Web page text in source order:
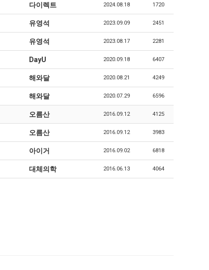
다이렉트 2024.08.18 1720
유영석 2023.09.09 2451
유영석 2023.08.17 2281
DayU 2020.09.18 6407
해와달 2020.08.21 4249
해와달 2020.07.29 6596
오름산 2016.09.12 4125
오름산 2016.09.12 3983
아이거 2016.09.02 6818
대체의학 2016.06.13 4064